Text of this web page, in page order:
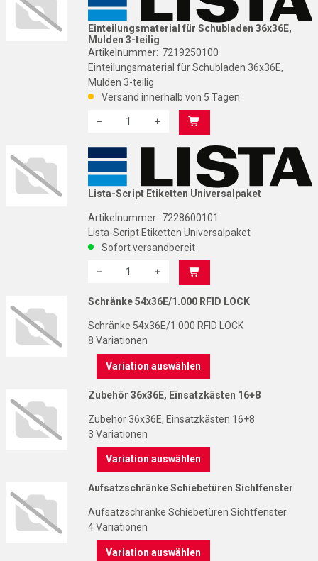
Einteilungsmaterial für Schubladen 36x36E,
Mulden 3-teilig
Artikelnummer: 7219250100
Einteilungsmaterial für Schubladen 36x36E,
Mulden 3-teilig
Versand innerhalb von 5 Tagen
–
+
Lista-Script Etiketten Universalpaket
Artikelnummer: 7228600101
Lista-Script Etiketten Universalpaket
Sofort versandbereit
–
+
Schränke 54x36E/1.000 RFID LOCK
Schränke 54x36E/1.000 RFID LOCK
8 Variationen
Variation auswählen
Zubehör 36x36E, Einsatzkästen 16+8
Zubehör 36x36E, Einsatzkästen 16+8
3 Variationen
Variation auswählen
Aufsatzschränke Schiebetüren Sichtfenster
Aufsatzschränke Schiebetüren Sichtfenster
4 Variationen
Variation auswählen